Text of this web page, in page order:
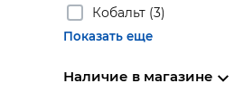
Кобальт (3)
Показать еще
Наличие в магазине